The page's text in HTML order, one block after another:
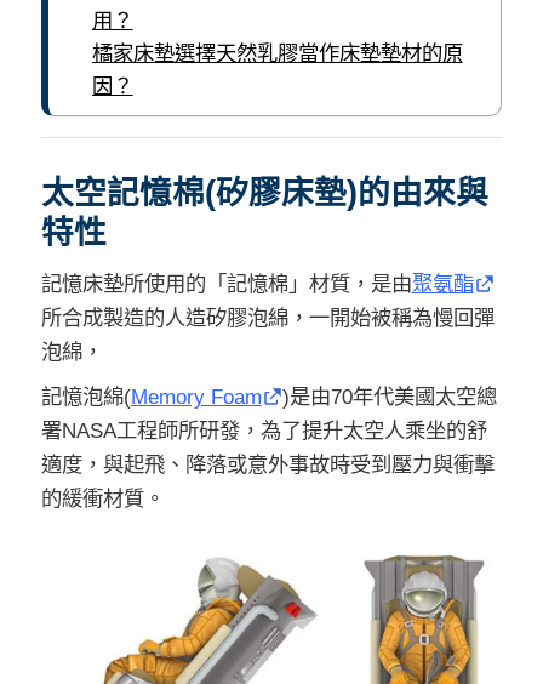
用？
橘家床墊選擇天然乳膠當作床墊墊材的原
因？
太空記憶棉(矽膠床墊)的由來與
特性
記憶床墊所使用的「記憶棉」材質，是由聚氨酯
所合成製造的人造矽膠泡綿，一開始被稱為慢回彈
泡綿，
記憶泡綿(Memory Foam
)是由70年代美國太空總
署NASA工程師所研發，為了提升太空人乘坐的舒
適度，與起飛、降落或意外事故時受到壓力與衝擊
的緩衝材質。